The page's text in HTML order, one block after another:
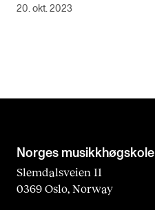
20. okt. 2023
Norges musikk­høgskole
Slemdalsveien 11
0369 Oslo, Norway